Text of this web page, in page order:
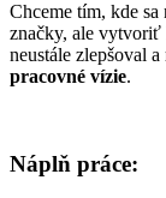
Chceme tím, kde
značky, ale vytvoriť
neustále zlepšoval
pracovné vízie.
Náplň práce: